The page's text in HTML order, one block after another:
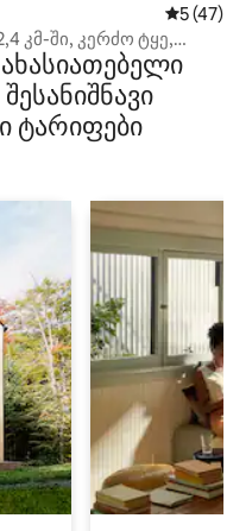
საშუალო
5 (47)
კმ-ში, კერძო ტყე,
ტარიფები